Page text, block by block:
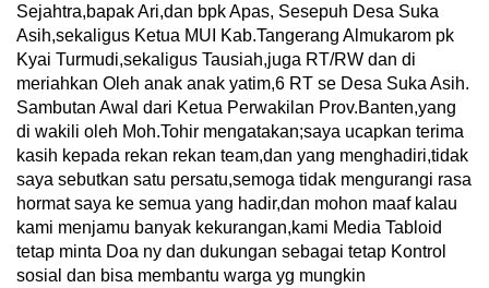
Sejahtra,bapak Ari,dan bpk Apas, Sesepuh Desa Suka
Asih,sekaligus Ketua MUI Kab.Tangerang Almukarom pk
Kyai Turmudi,sekaligus Tausiah,juga RT/RW dan di
meriahkan Oleh anak anak yatim,6 RT se Desa Suka Asih.
Sambutan Awal dari Ketua Perwakilan Prov.Banten,yang
di wakili oleh Moh.Tohir mengatakan;saya ucapkan terima
kasih kepada rekan rekan team,dan yang menghadiri,tidak
saya sebutkan satu persatu,semoga tidak mengurangi rasa
hormat saya ke semua yang hadir,dan mohon maaf kalau
kami menjamu banyak kekurangan,kami Media Tabloid
tetap minta Doa ny dan dukungan sebagai tetap Kontrol
sosial dan bisa membantu warga yg mungkin